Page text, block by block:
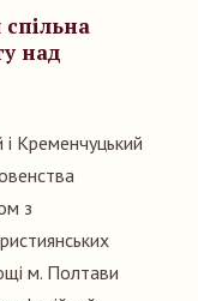
спільна
над
і Кременчуцький
з
м. Полтави